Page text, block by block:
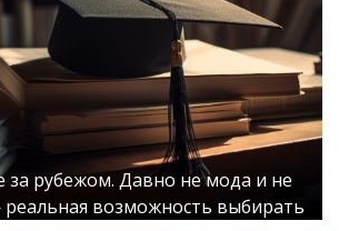
за рубежом. Давно не мода и не
возможность выбирать